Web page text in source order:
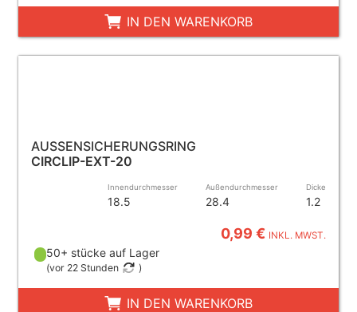
IN DEN WARENKORB
AUSSENSICHERUNGSRING
CIRCLIP-EXT-20
Innendurchmesser
18.5
Außendurchmesser
28.4
Dicke
1.2
0,99 € INKL. MWST.
50+ stücke auf Lager
(vor 22 Stunden )
IN DEN WARENKORB